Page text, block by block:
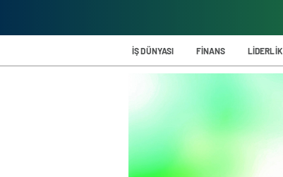
İŞ DÜNYASI FİNANS LİDERLİK